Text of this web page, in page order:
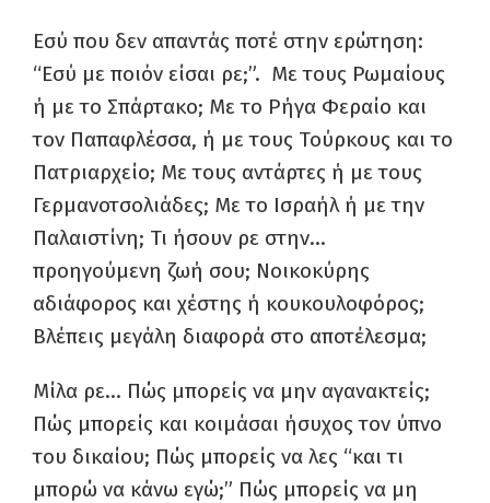
Εσύ που δεν απαντάς ποτέ στην ερώτηση:
“Εσύ με ποιόν είσαι ρε;”. Με τους Ρωμαίους
ή με το Σπάρτακο; Με το Ρήγα Φεραίο και
τον Παπαφλέσσα, ή με τους Τούρκους και το
Πατριαρχείο; Με τους αντάρτες ή με τους
Γερμανοτσολιάδες; Με το Ισραήλ ή με την
Παλαιστίνη; Τι ήσουν ρε στην…
προηγούμενη ζωή σου; Νοικοκύρης
αδιάφορος και χέστης ή κουκουλοφόρος;
Βλέπεις μεγάλη διαφορά στο αποτέλεσμα;
Μίλα ρε… Πώς μπορείς να μην αγανακτείς;
Πώς μπορείς και κοιμάσαι ήσυχος τον ύπνο
του δικαίου; Πώς μπορείς να λες “και τι
μπορώ να κάνω εγώ;” Πώς μπορείς να μη